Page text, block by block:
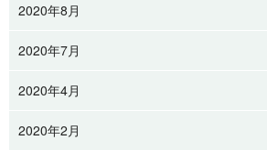
2020年8月
2020年7月
2020年4月
2020年2月